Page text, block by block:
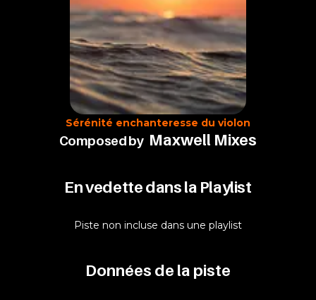
Sérénité enchanteresse du violon
Composed by Maxwell Mixes
En vedette dans la Playlist
Piste non incluse dans une playlist
Données de la piste